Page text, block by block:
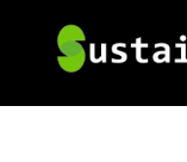
content